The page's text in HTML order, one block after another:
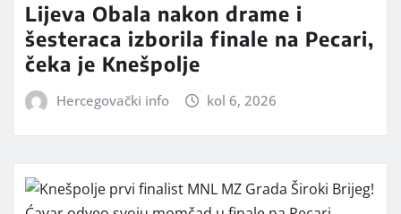
Lijeva Obala nakon drame i
šesteraca izborila finale na Pecari,
čeka je Knešpolje
Hercegovački info kol 6, 2026